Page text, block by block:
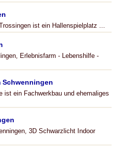
ist ein Hallenspielplatz ...
Erlebnisfarm - Lebenshilfe -
Schwenningen
ist ein Fachwerkbau und ehemaliges
3D Schwarzlicht Indoor